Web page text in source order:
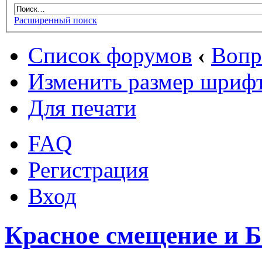
Расширенный поиск
Список форумов ‹
Изменить размер
Для печати
FAQ
Регистрация
Вход
Красное смещение и